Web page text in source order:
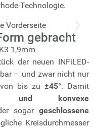
Technologie.
gebracht
der neuen INFiLED-
– und zwar nicht nur
bis zu ±45°. Damit
und konvexe
sogargeschlossene
Kreisdurchmesser